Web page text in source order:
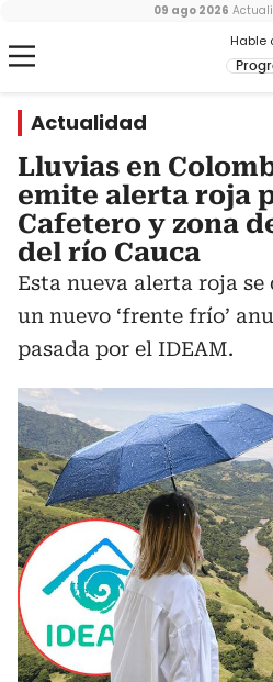
Hable
09 ago 2026
Actualidad
Lluvias en
emite alerta roja
Cafetero y zona
del río Cauca
Esta nueva alerta roja se
un nuevo ‘frente frío’
pasada por el IDEAM.